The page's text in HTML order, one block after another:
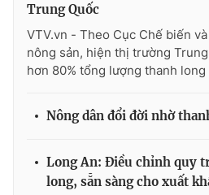
thuận bằng văn bản. Ghi rõ nguồn
thông tin từ website này.
Trung Quốc
VTV.vn - Theo Cục Chế biến
nông sản, hiện thị trường
hơn 80% tổng lượng thanh
Nông dân đổi đời nhờ
Long An: Điều chỉnh quy
long, sẵn sàng cho xuất